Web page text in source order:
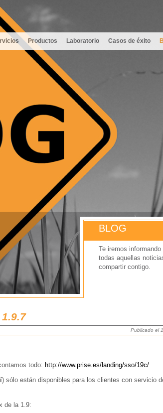
Productos Laboratorio Casos de éxito
BLOG
Te iremos
todas aquellas
compartir contigo.
Publicado el
todo: http://www.prise.es/landing/sso/19c/
) sólo están disponibles para los clientes con servicio
de la 1.9: